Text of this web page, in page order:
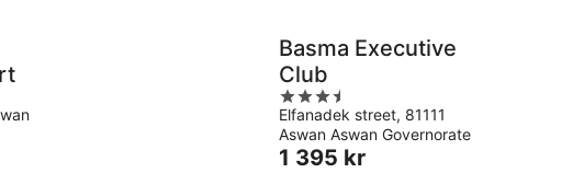
Basma Executive
Club
3.5
out
of
5
Elfanadek street, 81111
Aswan Aswan Governorate
Priset
1 395 kr